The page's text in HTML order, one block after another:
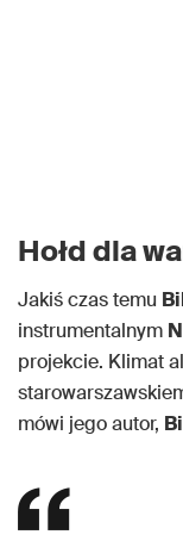
Hołd dla
Jakiś czas temu
instrumentalnym
projekcie. Klimat
mówi jego autor,